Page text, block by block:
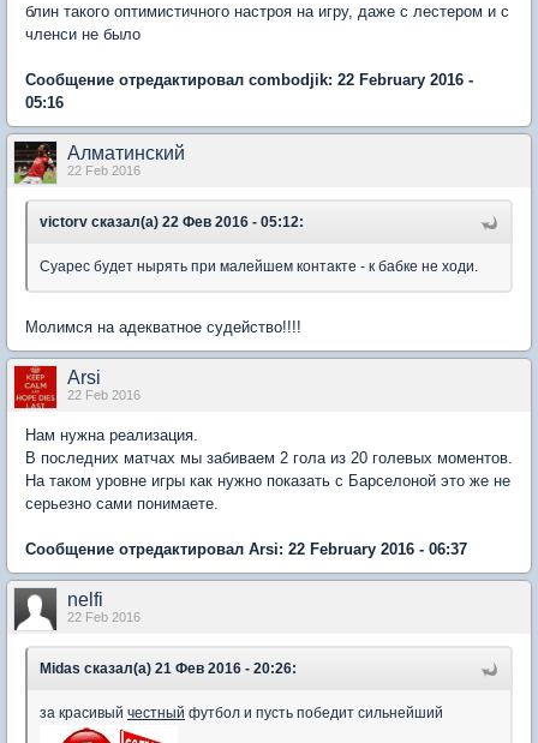
блин такого оптимистичного настроя на игру, даже с лестером и с
членси не было
Сообщение отредактировал combodjik: 22 February 2016 -
05:16
Алматинский
22 Feb 2016
victorv сказал(а) 22 Фев 2016 - 05:12:
Суарес будет нырять при малейшем контакте - к бабке не ходи.
Молимся на адекватное судейство!!!!
Arsi
22 Feb 2016
Нам нужна реализация.
В последних матчах мы забиваем 2 гола из 20 голевых моментов.
На таком уровне игры как нужно показать с Барселоной это же не
серьезно сами понимаете.
Сообщение отредактировал Arsi: 22 February 2016 - 06:37
nelfi
22 Feb 2016
Midas сказал(а) 21 Фев 2016 - 20:26:
за красивый честный футбол и пусть победит сильнейший